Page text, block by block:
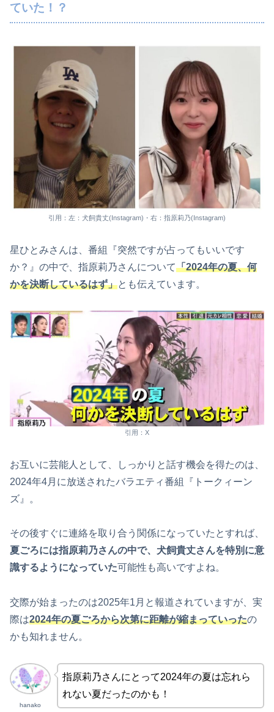
ていた！？
引用：左：犬飼貴丈(Instagram)・右：指原莉乃(Instagram)
星ひとみさんは、番組『突然ですが占ってもいいです
か？』の中で、指原莉乃さんについて「2024年の夏、何
かを決断しているはず」とも伝えています。
引用：X
お互いに芸能人として、しっかりと話す機会を得たのは、
2024年4月に放送されたバラエティ番組『トークィーン
ズ』。
その後すぐに連絡を取り合う関係になっていたとすれば、
夏ごろには指原莉乃さんの中で、犬飼貴丈さんを特別に意
識するようになっていた可能性も高いですよね。
交際が始まったのは2025年1月と報道されていますが、実
際は2024年の夏ごろから次第に距離が縮まっていったの
かも知れません。
hanako
指原莉乃さんにとって2024年の夏は忘れら
れない夏だったのかも！